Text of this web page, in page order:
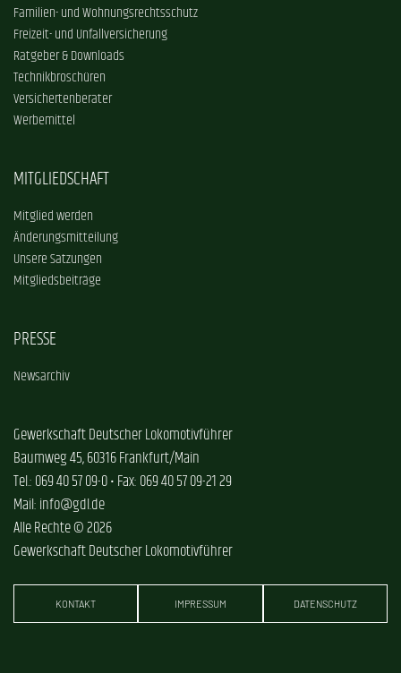
Familien- und Wohnungsrechtsschutz
Freizeit- und Unfallversicherung
Ratgeber & Downloads
Technikbroschüren
Versichertenberater
Werbemittel
MITGLIEDSCHAFT
Mitglied werden
Änderungsmitteilung
Unsere Satzungen
Mitgliedsbeiträge
PRESSE
Newsarchiv
Gewerkschaft Deutscher Lokomotivführer
Baumweg 45, 60316 Frankfurt/Main
Tel.: 069 40 57 09-0 • Fax: 069 40 57 09-21 29
Mail: info@gdl.de
Alle Rechte © 2026
Gewerkschaft Deutscher Lokomotivführer
KONTAKT IMPRESSUM DATENSCHUTZ